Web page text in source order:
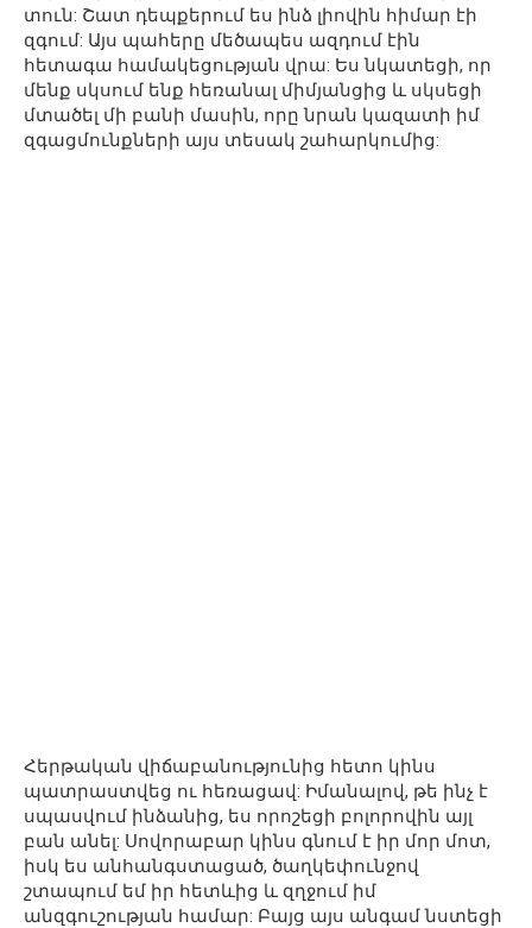
տուն: Շատ դեպքերում ես ինձ լիովին հիմար էի
զգում: Այս պահերը մեծապես ազդում էին
հետագա համակեցության վրա: Ես նկատեցի, որ
մենք սկսում ենք հեռանալ միմյանցից և սկսեցի
մտածել մի բանի մասին, որը նրան կազատի իմ
զգացմունքների այս տեսակ շահարկումից:
Հերթական վիճաբանությունից հետո կինս
պատրաստվեց ու հեռացավ: Իմանալով, թե ինչ է
սպասվում ինձանից, ես որոշեցի բոլորովին այլ
բան անել: Սովորաբար կինս գնում է իր մոր մոտ,
իսկ ես անհանգստացած, ծաղկեփունջով
շտապում եմ իր հետևից և զղջում իմ
անզգուշության համար: Բայց այս անգամ նստեցի